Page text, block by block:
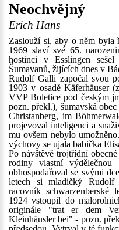
Neochvějný
Erich Hans
Zaslouží si, aby o něm
1969 slaví své 65.
hostinci v Esslingen
Šumavanů, žijících dnes v
Rudolf Galli započal svou
1903 v osadě Käferhäuser
VVP Boletice pod českým
pozn. překl.), šumavská
Christanberg, im
projevoval inteligenci a
mu ovšem nebylo
výchovy se ujala babička
Po návštěvě trojtřídní
rodiny vlastní výdělečnou
obhospodařoval se svými
letech si mladičký
racovník
1924 vstoupil do
originále "trat er dem
Kleinhäusler bei" - pozn.